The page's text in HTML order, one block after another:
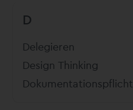
D
Delegieren
Design Thinking
Dokumentationspflicht